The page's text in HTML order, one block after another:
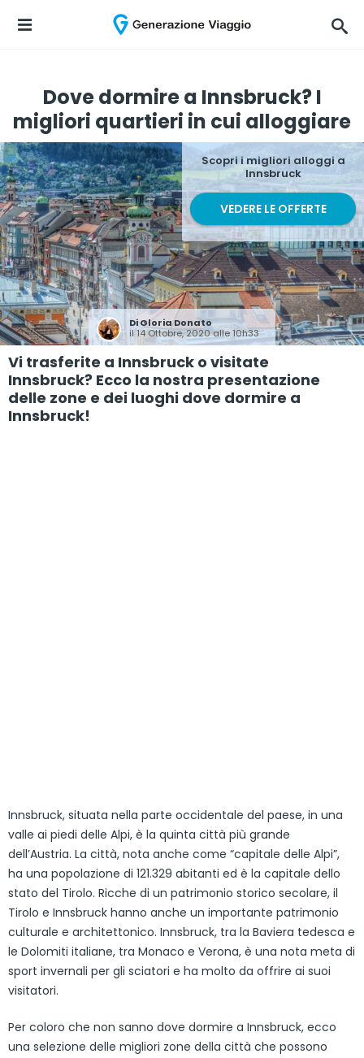
Dove dormire a Innsbruck? I
migliori quartieri in cui alloggiare
DiGloria Donato
il 14 Ottobre, 2020 alle 10h33
Scopri i migliori alloggi a
Innsbruck
VEDERE LE OFFERTE
Vi trasferite a Innsbruck o visitate
Innsbruck? Ecco la nostra presentazione
delle zone e dei luoghi dove dormire a
Innsbruck!
Innsbruck, situata nella parte occidentale del paese, in una
valle ai piedi delle Alpi, è la quinta città più grande
dell’Austria. La città, nota anche come “capitale delle Alpi”,
ha una popolazione di 121.329 abitanti ed è la capitale dello
stato del Tirolo. Ricche di un patrimonio storico secolare, il
Tirolo e Innsbruck hanno anche un importante patrimonio
culturale e architettonico. Innsbruck, tra la Baviera tedesca e
le Dolomiti italiane, tra Monaco e Verona, è una nota meta di
sport invernali per gli sciatori e ha molto da offrire ai suoi
visitatori.
Per coloro che non sanno dove dormire a Innsbruck, ecco
una selezione delle migliori zone della città che possono